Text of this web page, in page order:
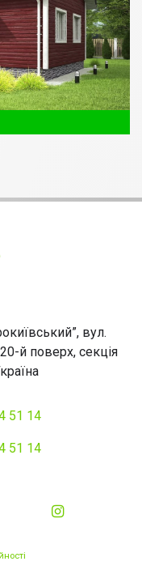
вул.
й поверх, секція
51 14
51 14